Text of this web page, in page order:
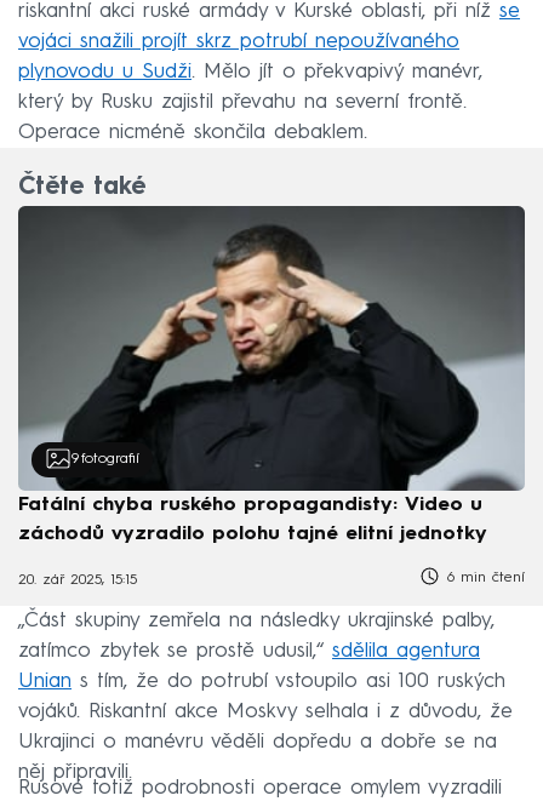
riskantní akci ruské armády v Kurské oblasti, při níž se
vojáci snažili projít skrz potrubí nepoužívaného
plynovodu u Sudži. Mělo jít o překvapivý manévr,
který by Rusku zajistil převahu na severní frontě.
Operace nicméně skončila debaklem.
Čtěte také
9 fotografií
Fatální chyba ruského propagandisty: Video u
záchodů vyzradilo polohu tajné elitní jednotky
20. zář 2025, 15:15 6 min čtení
„Část skupiny zemřela na následky ukrajinské palby,
zatímco zbytek se prostě udusil,“ sdělila agentura
Unian s tím, že do potrubí vstoupilo asi 100 ruských
vojáků. Riskantní akce Moskvy selhala i z důvodu, že
Ukrajinci o manévru věděli dopředu a dobře se na
něj připravili.
Rusové totiž podrobnosti operace omylem vyzradili